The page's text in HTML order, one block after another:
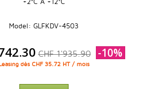
+2°C À +12°C
Model: GLFKDV-4503
CHF 1'935.90 -10%
dès CHF 35.72 HT / mois